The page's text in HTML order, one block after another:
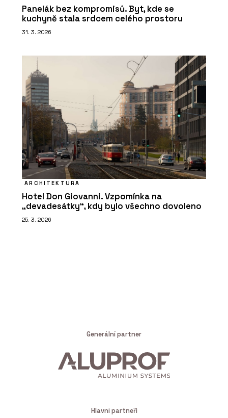
Panelák bez kompromisů. Byt, kde se
kuchyně stala srdcem celého prostoru
31. 3. 2026
ARCHITEKTURA
Hotel Don Giovanni. Vzpomínka na
„devadesátky“, kdy bylo všechno dovoleno
25. 3. 2026
Generální partner
Hlavní partneři